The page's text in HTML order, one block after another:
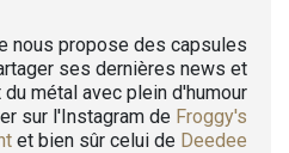
nous propose des capsules
ses dernières news et
métal avec plein d'humour
sur l'Instagram de Froggy's
et bien sûr celui de Deedee